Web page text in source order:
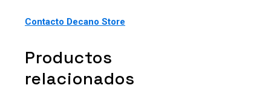
Contacto Decano Store
Productos
relacionados